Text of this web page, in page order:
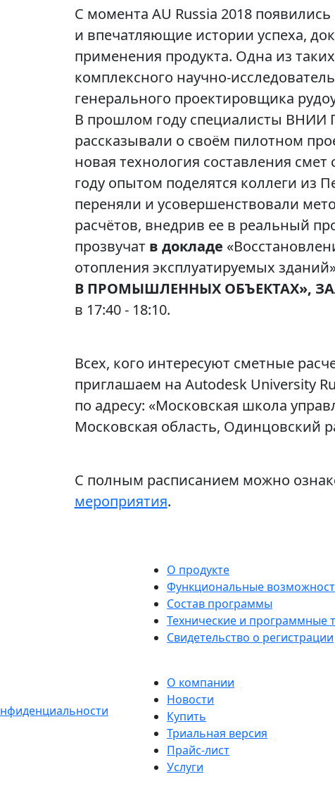
С момента AU Russia 2018
и впечатляющие истории успеха,
применения продукта. Одна из
комплексного
генерального проектировщика
В прошлом году специалисты ВНИИ
рассказывали о своём пилотном
новая технология составления
году опытом поделятся коллеги из
переняли и усовершенствовали
расчётов, внедрив ее в реальный
прозвучат в докладе
отопления эксплуатируемых
В ПРОМЫШЛЕННЫХ ОБЪЕКТАХ»,
в 17:40 ‑ 18:10.
Всех, кого интересуют сметные
приглашаем на Autodesk University
по адресу: «Московская школа
Московская область, Одинцовский
С полным расписанием можно
мероприятия.
О продукте
Функциональные
Состав программы
Технические и программные
Свидетельство о регистрации
О компании
Новости
Купить
Триальная версия
Прайс-лист
Услуги